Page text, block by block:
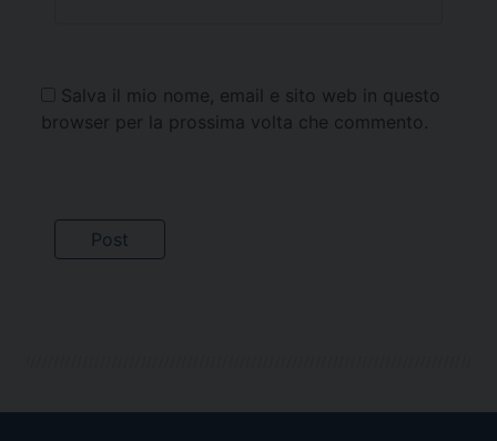
Salva il mio nome, email e sito web in questo
browser per la prossima volta che commento.